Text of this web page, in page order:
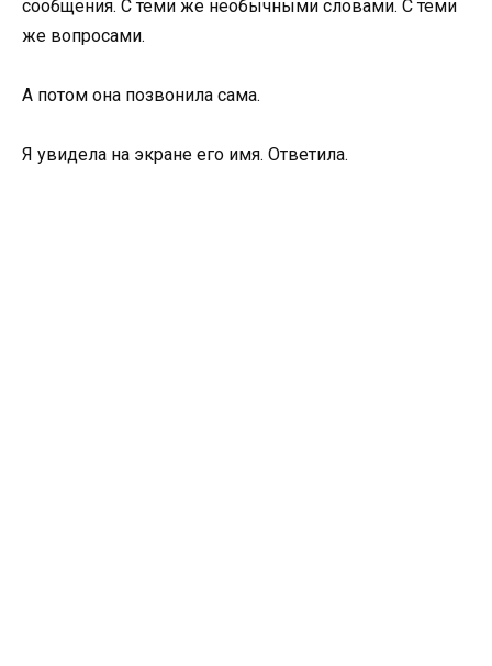
сообщения. С теми же необычными словами. С теми
же вопросами.
А потом она позвонила сама.
Я увидела на экране его имя. Ответила.